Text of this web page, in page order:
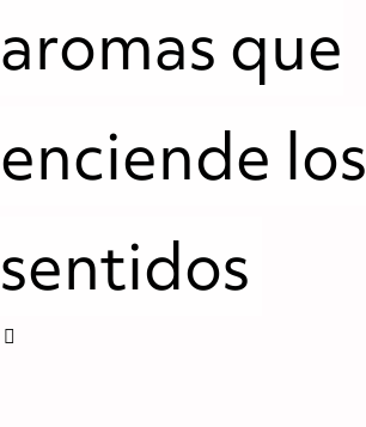
aromas que
enciende los
sentidos